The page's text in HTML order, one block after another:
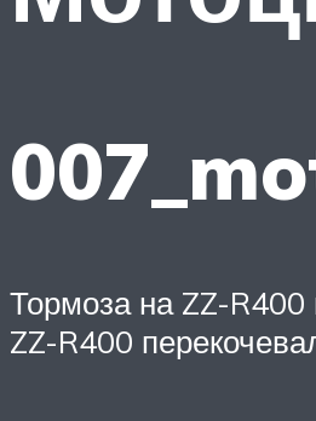
Тормоза на ZZ-R400
ZZ-R400